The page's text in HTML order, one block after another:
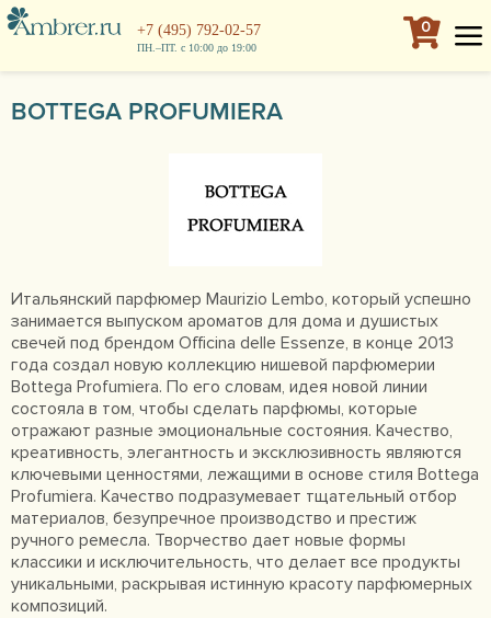
+7 (495) 792-02-57
ПН.–ПТ. с 10:00 до 19:00
0
BOTTEGA PROFUMIERA
Итальянский парфюмер Maurizio Lembo, который успешно
занимается выпуском ароматов для дома и душистых
свечей под брендом Officina delle Essenze, в конце 2013
года создал новую коллекцию нишевой парфюмерии
Bottega Profumiera. По его словам, идея новой линии
состояла в том, чтобы сделать парфюмы, которые
отражают разные эмоциональные состояния. Качество,
креативность, элегантность и эксклюзивность являются
ключевыми ценностями, лежащими в основе стиля Bottega
Profumiera. Качество подразумевает тщательный отбор
материалов, безупречное производство и престиж
ручного ремесла. Творчество дает новые формы
классики и исключительность, что делает все продукты
уникальными, раскрывая истинную красоту парфюмерных
композиций.